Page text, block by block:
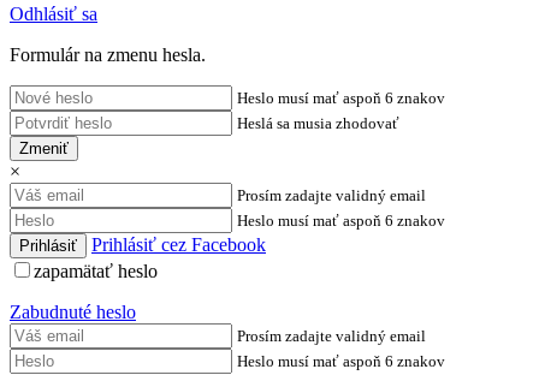
Odhlásiť sa
Formulár na zmenu hesla.
Heslo musí mať aspoň 6 znakov
Heslá sa musia zhodovať
Zmeniť
×
Prosím zadajte validný email
Heslo musí mať aspoň 6 znakov
Prihlásiť cez Facebook
zapamätať heslo
Zabudnuté heslo
Prosím zadajte validný email
Heslo musí mať aspoň 6 znakov